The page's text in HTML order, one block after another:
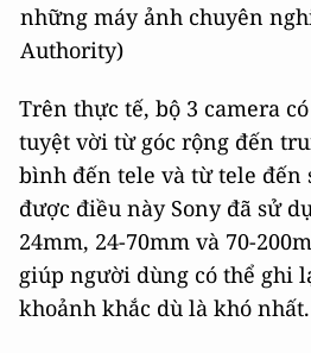
những máy ảnh chuyên
Authority)
Trên thực tế, bộ 3 camera
tuyệt vời từ góc rộng đến
bình đến tele và từ tele đến
được điều này Sony đã sử
24mm, 24-70mm và 70-
giúp người dùng có thể ghi
khoảnh khắc dù là khó nhất.